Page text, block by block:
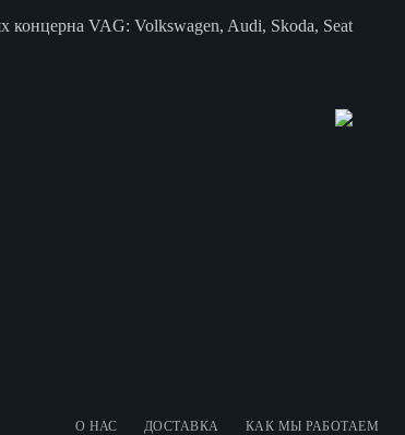
VAG: Volkswagen, Audi, Skoda, Seat
О НАС ДОСТАВКА КАК МЫ РАБОТАЕМ